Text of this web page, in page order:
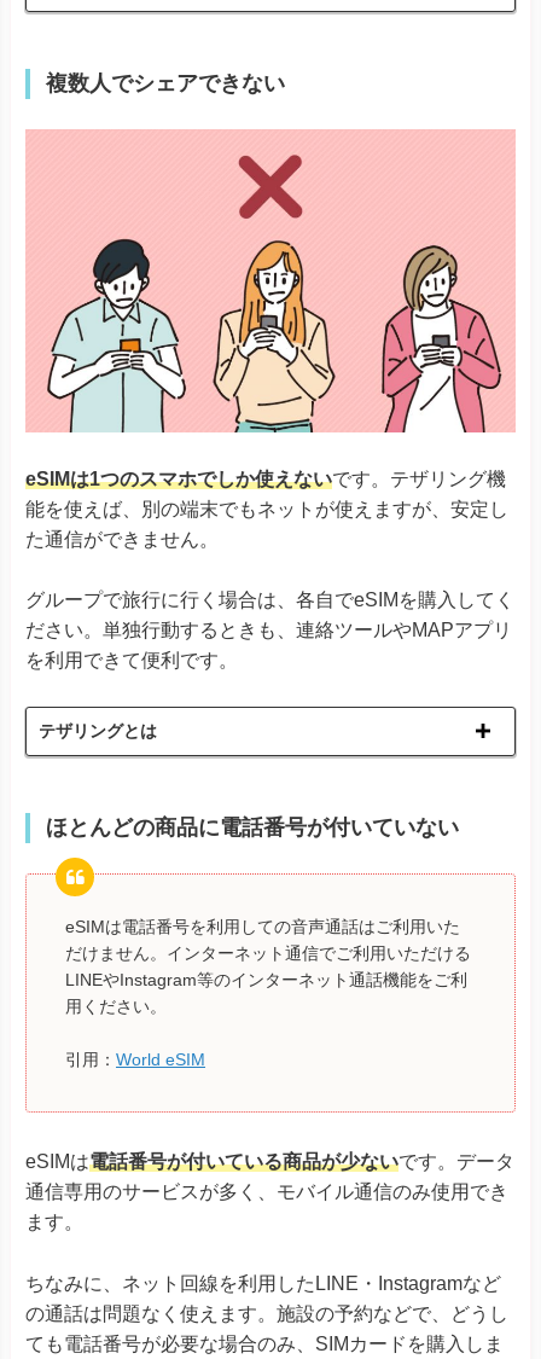
Reno 5 A
かんたんスマホ３
かんたんスマホ２
キッズタイ
Android One S10
Android One S9
DIGNO® SANGA
DIGNO® SX3
DIGNO® WX
DIGNO® BX2
DuraForce EX
DuraForce EX KC-S703
DuraForce EX KY-51D
Libero Flip
Libero 5G IV
Libero 5G II
あんしんファミリースマホ
複数人でシェアできない
eSIMは1つのスマホでしか使えないです。テザリング機
能を使えば、別の端末でもネットが使えますが、安定し
た通信ができません。
グループで旅行に行く場合は、各自でeSIMを購入してく
ださい。単独行動するときも、連絡ツールやMAPアプリ
を利用できて便利です。
テザリングとは
ほとんどの商品に電話番号が付いていない
eSIMは電話番号を利用しての音声通話はご利用いた
だけません。インターネット通信でご利用いただける
LINEやInstagram等のインターネット通話機能をご利
用ください。
引用： World eSIM
eSIMは電話番号が付いている商品が少ないです。データ
通信専用のサービスが多く、モバイル通信のみ使用でき
ます。
ちなみに、ネット回線を利用したLINE・Instagramなど
の通話は問題なく使えます。施設の予約などで、どうし
ても電話番号が必要な場合のみ、SIMカードを購入しま